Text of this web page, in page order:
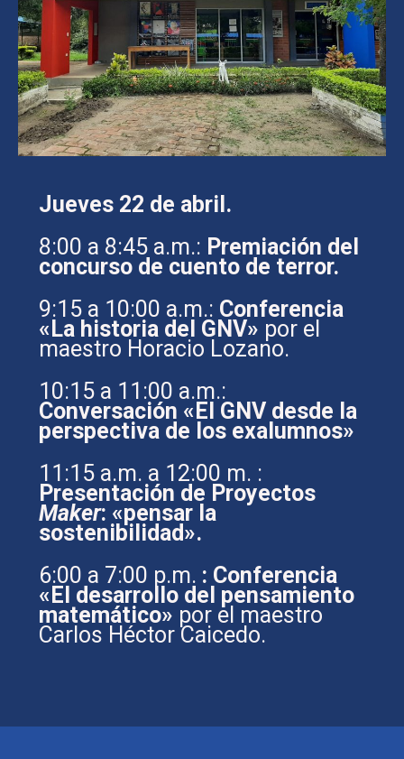
Jueves 22 de abril.
8:00 a 8:45 a.m.: Premiación del
concurso de cuento de terror.
9:15 a 10:00 a.m.: Conferencia
«La historia del GNV» por el
maestro Horacio Lozano.
10:15 a 11:00 a.m.:
Conversación «El GNV desde la
perspectiva de los exalumnos»
11:15 a.m. a 12:00 m. :
Presentación de Proyectos
Maker: «pensar la
sostenibilidad».
6:00 a 7:00 p.m. : Conferencia
«El desarrollo del pensamiento
matemático» por el maestro
Carlos Héctor Caicedo.